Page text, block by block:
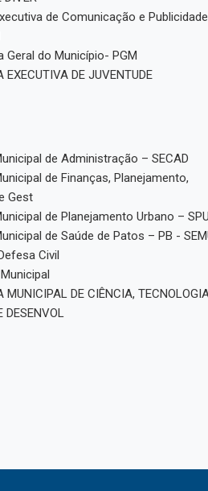
de Comunicação e Publicidade
Geral do Município- PGM
EXECUTIVA DE JUVENTUDE
de Administração – SECAD
de Finanças, Planejamento,
Gest
de Planejamento Urbano – SPU
de Saúde de Patos – PB -
Civil
MUNICIPAL DE CIÊNCIA,
DESENVOL